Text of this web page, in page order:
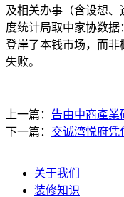
及相关办事（含设想、
度统计局取中家协数据
登岸了本钱市场，而
失败。
上一篇： 告由中商產業
下一篇： 交诚湾悦府凭
关于我们
装修知识